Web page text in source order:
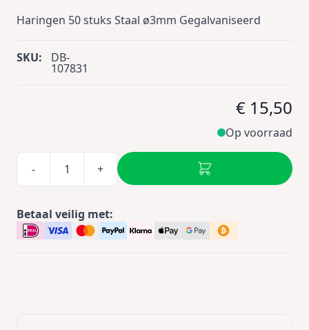
Haringen 50 stuks Staal ø3mm Gegalvaniseerd
SKU: DB-
107831
€ 15,50
Op voorraad
- +
Betaal veilig met: